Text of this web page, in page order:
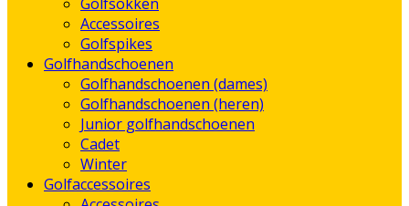
Accessoires
Golfspikes
Golfhandschoenen
Golfhandschoenen (dames)
Golfhandschoenen (heren)
Junior golfhandschoenen
Cadet
Winter
Golfaccessoires